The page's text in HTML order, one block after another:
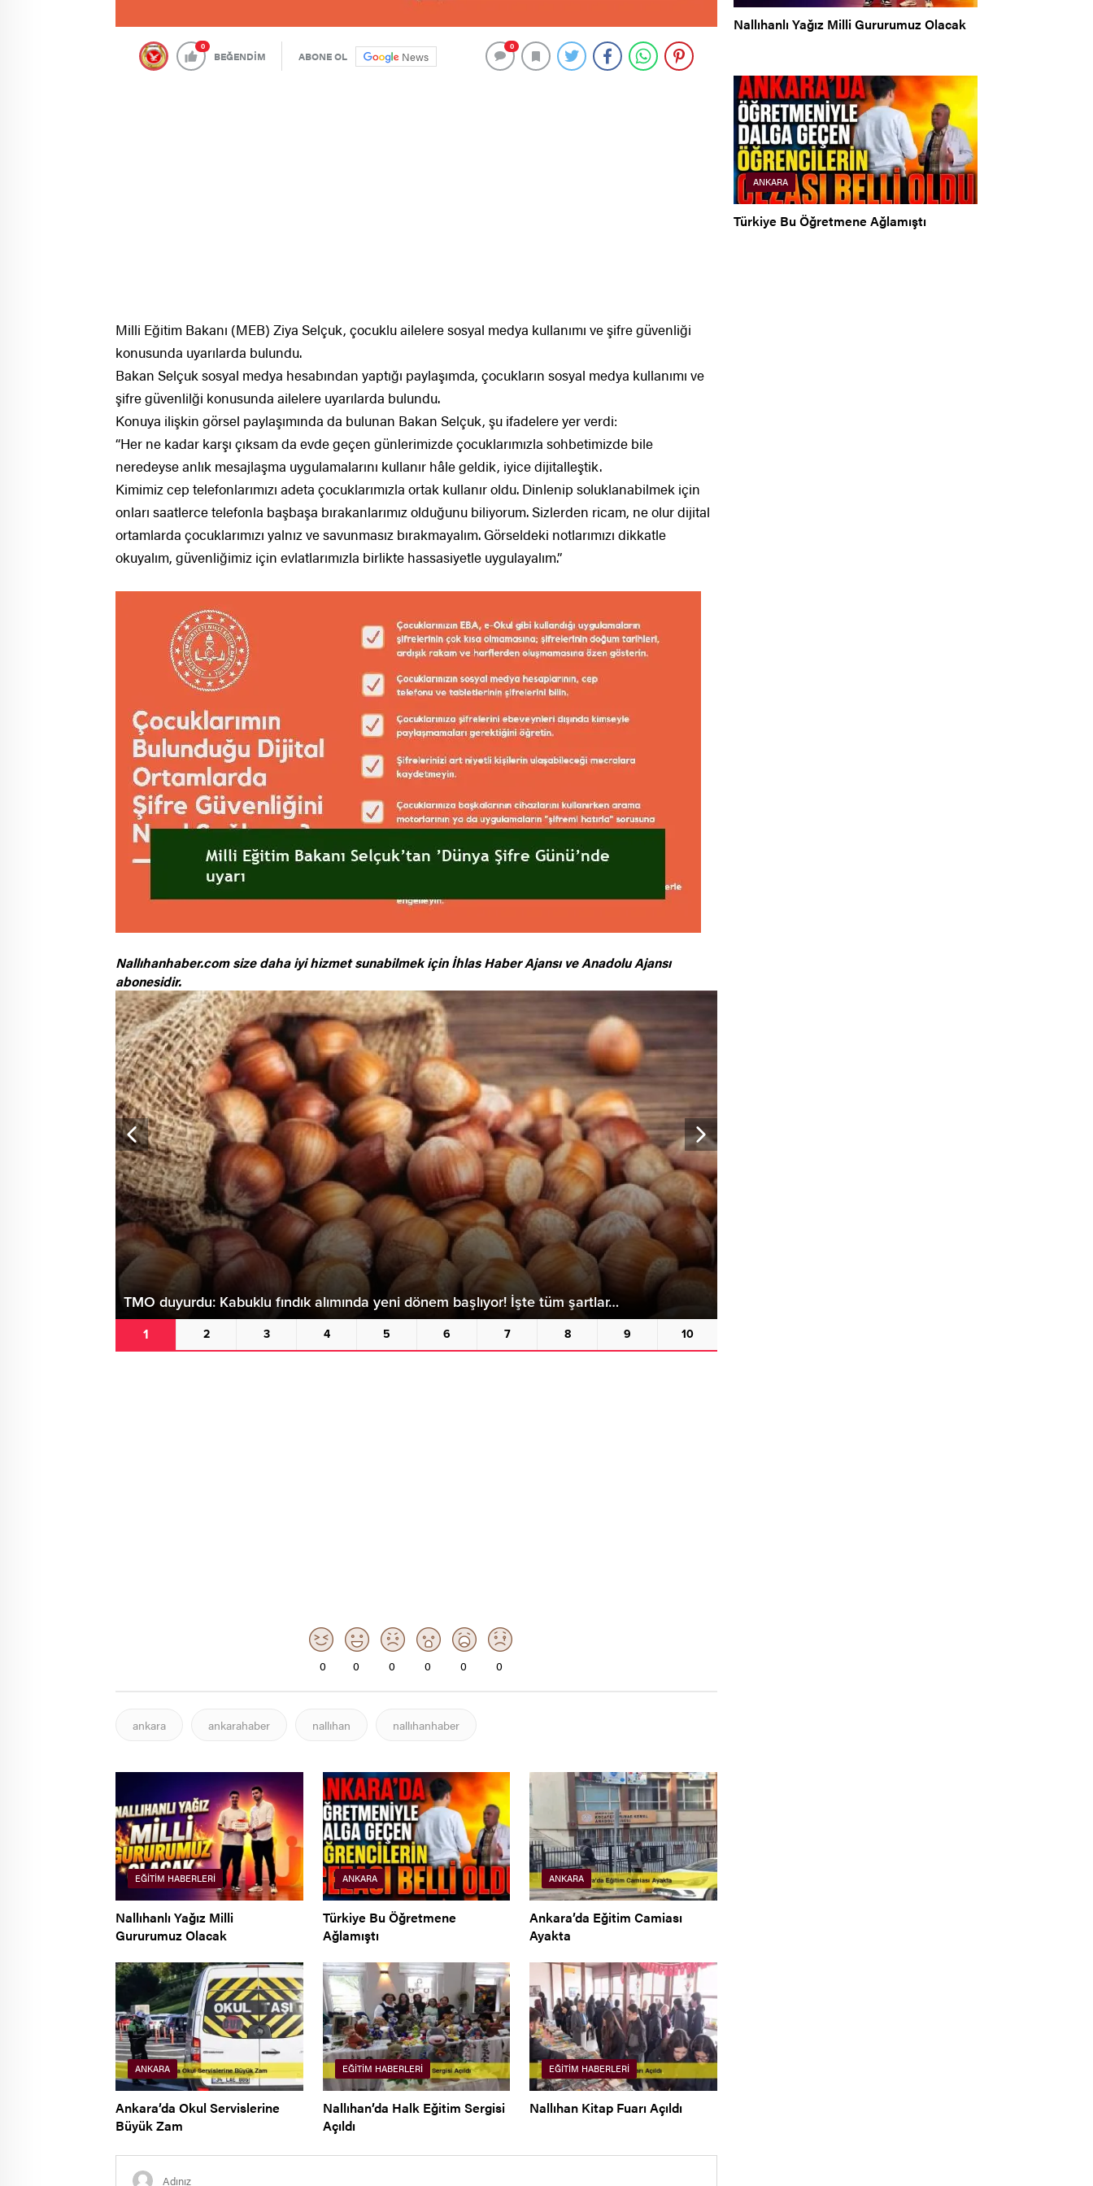
0
BEĞENDİM ABONE OL News
0
Milli Eğitim Bakanı (MEB) Ziya Selçuk, çocuklu ailelere sosyal medya kullanımı ve şifre güvenliği
konusunda uyarılarda bulundu.
Bakan Selçuk sosyal medya hesabından yaptığı paylaşımda, çocukların sosyal medya kullanımı ve
şifre güvenlilği konusunda ailelere uyarılarda bulundu.
Konuya ilişkin görsel paylaşımında da bulunan Bakan Selçuk, şu ifadelere yer verdi:
“Her ne kadar karşı çıksam da evde geçen günlerimizde çocuklarımızla sohbetimizde bile
neredeyse anlık mesajlaşma uygulamalarını kullanır hâle geldik, iyice dijitalleştik.
Kimimiz cep telefonlarımızı adeta çocuklarımızla ortak kullanır oldu. Dinlenip soluklanabilmek için
onları saatlerce telefonla başbaşa bırakanlarımız olduğunu biliyorum. Sizlerden ricam, ne olur dijital
ortamlarda çocuklarımızı yalnız ve savunmasız bırakmayalım. Görseldeki notlarımızı dikkatle
okuyalım, güvenliğimiz için evlatlarımızla birlikte hassasiyetle uygulayalım.”
Nallıhanhaber.com size daha iyi hizmet sunabilmek için İhlas Haber Ajansı ve Anadolu Ajansı
abonesidir.
0 0 0 0 0 0
ankara ankarahaber nallıhan nallıhanhaber
EĞITIM HABERLERI
Nallıhanlı Yağız Milli
Gururumuz Olacak
ANKARA
Türkiye Bu Öğretmene
Ağlamıştı
ANKARA
Ankara’da Eğitim Camiası
Ayakta
ANKARA
Ankara’da Okul Servislerine
Büyük Zam
EĞITIM HABERLERI
Nallıhan’da Halk Eğitim Sergisi
Açıldı
EĞITIM HABERLERI
Nallıhan Kitap Fuarı Açıldı
Nallıhanlı Yağız Milli Gururumuz Olacak
ANKARA
Türkiye Bu Öğretmene Ağlamıştı